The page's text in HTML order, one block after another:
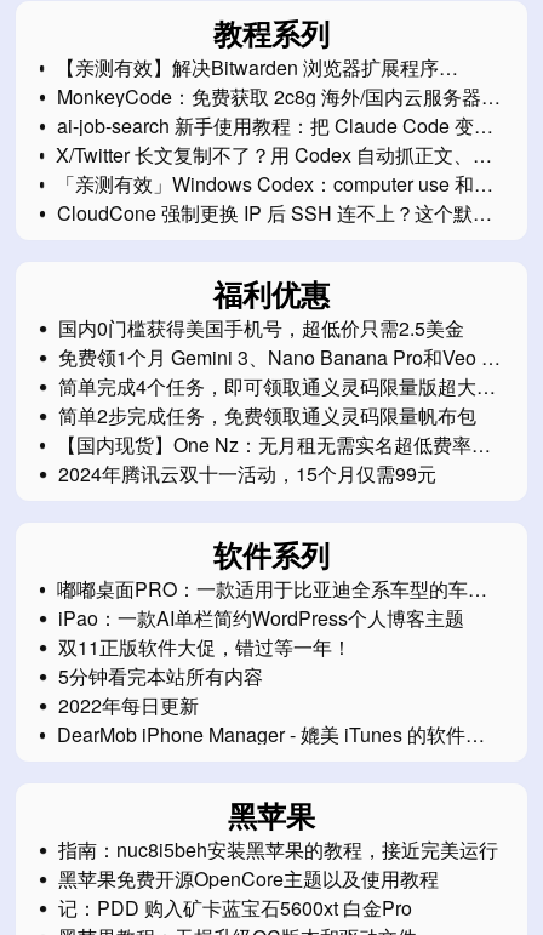
教程系列
【亲测有效】解决Bitwarden 浏览器扩展程序
2026.7.0 显示保险库为空的问题
MonkeyCode：免费获取 2c8g 海外/国内云服务器开
发环境
ai-job-search 新手使用教程：把 Claude Code 变成
你的求职工作台
X/Twitter 长文复制不了？用 Codex 自动抓正文、图
片和互动数据保存成 Markdown
「亲测有效」Windows Codex：computer use 和
Chrome插件无法使用问题解决方案
CloudCone 强制更换 IP 后 SSH 连不上？这个默认
网关一定要改
福利优惠
国内0门槛获得美国手机号，超低价只需2.5美金
免费领1个月 Gemini 3、Nano Banana Pro和Veo 3
会员
简单完成4个任务，即可领取通义灵码限量版超大鼠
标垫
简单2步完成任务，免费领取通义灵码限量帆布包
【国内现货】One Nz：无月租无需实名超低费率的
eSim新西兰电话卡
2024年腾讯云双十一活动，15个月仅需99元
软件系列
嘟嘟桌面PRO：一款适用于比亚迪全系车型的车机
桌面软件
iPao：一款AI单栏简约WordPress个人博客主题
双11正版软件大促，错过等一年！
5分钟看完本站所有内容
2022年每日更新
DearMob iPhone Manager - 媲美 iTunes 的软件
黑苹果
指南：nuc8i5beh安装黑苹果的教程，接近完美运行
黑苹果免费开源OpenCore主题以及使用教程
记：PDD 购入矿卡蓝宝石5600xt 白金Pro